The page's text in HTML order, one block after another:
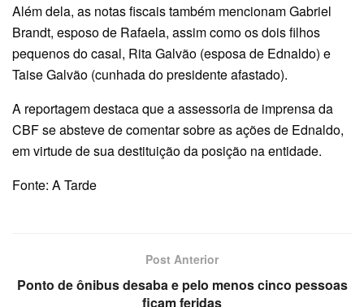
Além dela, as notas fiscais também mencionam Gabriel
Brandt, esposo de Rafaela, assim como os dois filhos
pequenos do casal, Rita Galvão (esposa de Ednaldo) e
Taise Galvão (cunhada do presidente afastado).
A reportagem destaca que a assessoria de imprensa da
CBF se absteve de comentar sobre as ações de Ednaldo,
em virtude de sua destituição da posição na entidade.
Fonte: A Tarde
Post Anterior
Ponto de ônibus desaba e pelo menos cinco pessoas
ficam feridas